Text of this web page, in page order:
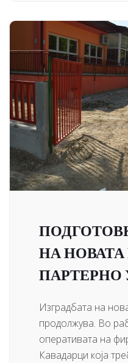
НА НОВАТА
ПАРТЕРНО
Изградбата на
продолжува. Во
оперативата на
Кавадарци која